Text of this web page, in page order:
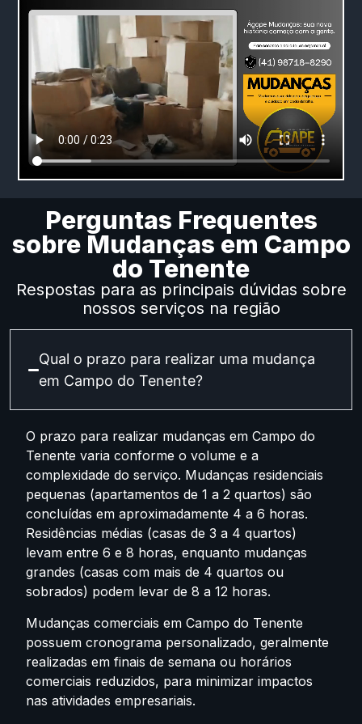
Perguntas Frequentes
sobre Mudanças em Campo
do Tenente
Respostas para as principais dúvidas sobre
nossos serviços na região
Qual o prazo para realizar uma mudança
em Campo do Tenente?
O prazo para realizar mudanças em Campo do
Tenente varia conforme o volume e a
complexidade do serviço. Mudanças residenciais
pequenas (apartamentos de 1 a 2 quartos) são
concluídas em aproximadamente 4 a 6 horas.
Residências médias (casas de 3 a 4 quartos)
levam entre 6 e 8 horas, enquanto mudanças
grandes (casas com mais de 4 quartos ou
sobrados) podem levar de 8 a 12 horas.
Mudanças comerciais em Campo do Tenente
possuem cronograma personalizado, geralmente
realizadas em finais de semana ou horários
comerciais reduzidos, para minimizar impactos
nas atividades empresariais.